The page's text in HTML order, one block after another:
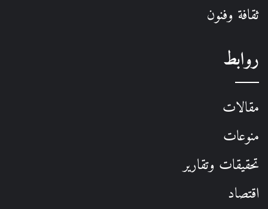
ثقافة وفنون
روابط
مقالات
منوعات
تحقيقات وتقارير
اقتصاد